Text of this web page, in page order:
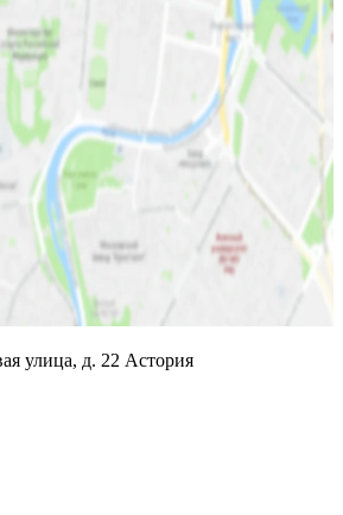
улица, д. 22 Астория